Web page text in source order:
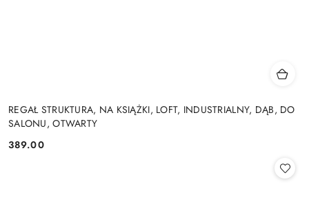
REGAŁ STRUKTURA, NA KSIĄŻKI, LOFT, INDUSTRIALNY, DĄB, DO
SALONU, OTWARTY
Cena:
389.00